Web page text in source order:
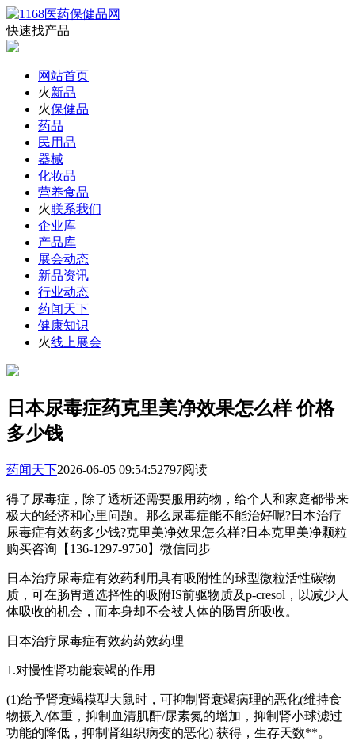
快速找产品
网站首页
火新品
火保健品
药品
民用品
器械
化妆品
营养食品
火联系我们
企业库
产品库
展会动态
新品资讯
行业动态
药闻天下
健康知识
火线上展会
日本尿毒症药克里美净效果怎么样 价格
多少钱
药闻天下2026-06-05 09:54:52797阅读
得了尿毒症，除了透析还需要服用药物，给个人和家庭都带来
极大的经济和心里问题。那么尿毒症能不能治好呢?日本治疗
尿毒症有效药多少钱?克里美净效果怎么样?日本克里美净颗粒
购买咨询【136-1297-9750】微信同步
日本治疗尿毒症有效药利用具有吸附性的球型微粒活性碳物
质，可在肠胃道选择性的吸附IS前驱物质及p-cresol，以减少人
体吸收的机会，而本身却不会被人体的肠胃所吸收。
日本治疗尿毒症有效药药效药理
1.对慢性肾功能衰竭的作用
(1)给予肾衰竭模型大鼠时，可抑制肾衰竭病理的恶化(维持食
物摄入/体重，抑制血清肌酐/尿素氮的增加，抑制肾小球滤过
功能的降低，抑制肾组织病变的恶化) 获得，生存天数**。